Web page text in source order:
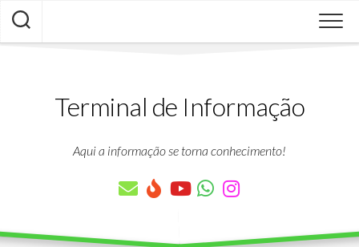
Skip
content
Terminal de Informação
Aqui a informação se torna conhecimento!